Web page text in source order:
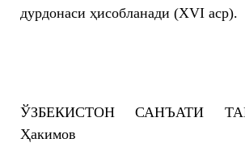
дурдонаси ҳисобланади (XVI аср).
ЎЗБЕКИСТОН САНЪАТИ
Ҳакимов